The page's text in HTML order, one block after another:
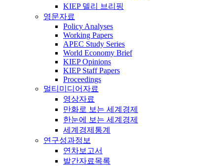
KIEP 델리 브리핑
영문자료
Policy Analyses
Working Papers
APEC Study Series
World Economy Brief
KIEP Opinions
KIEP Staff Papers
Proceedings
멀티미디어자료
영상자료
만화로 보는 세계경제
한눈에 보는 세계경제
세계경제통계
연구성과정보
연차보고서
발간자료목록